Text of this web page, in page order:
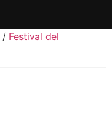
/ Festival del